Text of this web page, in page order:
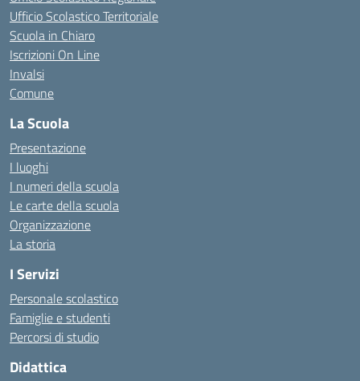
Ufficio Scolastico Territoriale
Scuola in Chiaro
Iscrizioni On Line
Invalsi
Comune
La Scuola
Presentazione
I luoghi
I numeri della scuola
Le carte della scuola
Organizzazione
La storia
I Servizi
Personale scolastico
Famiglie e studenti
Percorsi di studio
Didattica